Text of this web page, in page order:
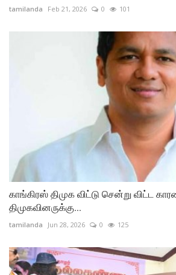
tamilanda Feb 21, 2026 0 101
காங்கிரஸ் திமுக விட்டு சென்று விட்ட
திமுகவினருக்கு...
tamilanda Jun 28, 2026 0 125